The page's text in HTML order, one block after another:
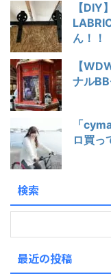
【DIY
ん！！
【
ナル
「
ロ買っ
検索
最近の投稿